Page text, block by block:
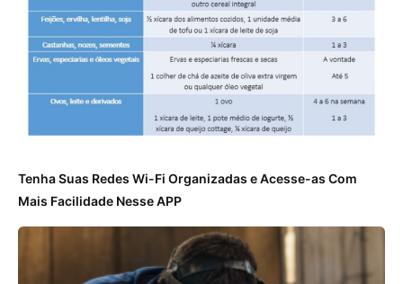
Tenha Suas Redes Wi-Fi Organizadas e Acesse-as Com
Mais Facilidade Nesse APP